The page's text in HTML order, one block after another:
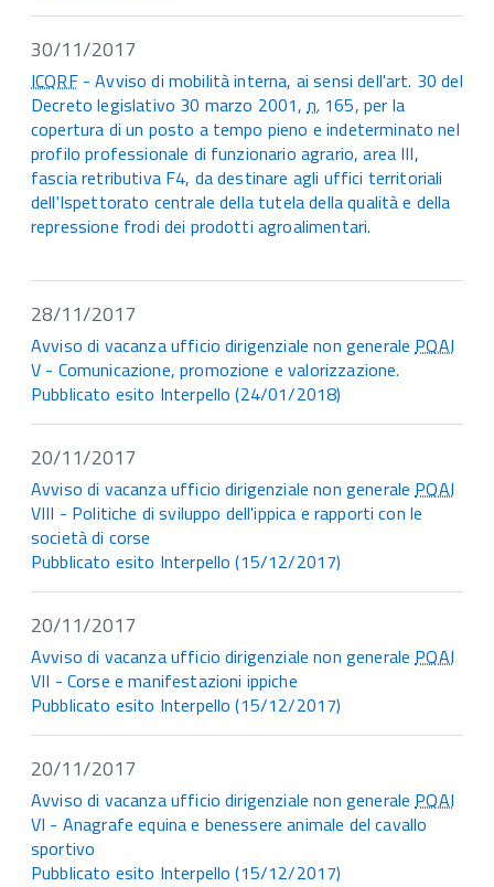
30/11/2017
ICQRF- Avviso di mobilità interna, ai sensi dell'art. 30 del
Decreto legislativo 30 marzo 2001, n. 165, per la
copertura di un posto a tempo pieno e indeterminato nel
profilo professionale di funzionario agrario, area III,
fascia retributiva F4, da destinare agli uffici territoriali
dell'Ispettorato centrale della tutela della qualità e della
repressione frodi dei prodotti agroalimentari.
28/11/2017
Avviso di vacanza ufficio dirigenziale non generale PQAI
V - Comunicazione, promozione e valorizzazione.
Pubblicato esito Interpello (24/01/2018)
20/11/2017
Avviso di vacanza ufficio dirigenziale non generale PQAI
VIII - Politiche di sviluppo dell'ippica e rapporti con le
società di corse
Pubblicato esito Interpello (15/12/2017)
20/11/2017
Avviso di vacanza ufficio dirigenziale non generale PQAI
VII - Corse e manifestazioni ippiche
Pubblicato esito Interpello (15/12/2017)
20/11/2017
Avviso di vacanza ufficio dirigenziale non generale PQAI
VI - Anagrafe equina e benessere animale del cavallo
sportivo
Pubblicato esito Interpello (15/12/2017)